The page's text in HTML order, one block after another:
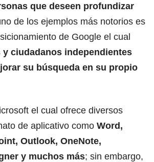
que deseen profundizar
de los ejemplos más notorios es
de Google el cual
y ciudadanos independientes
su búsqueda en su propio
el cual ofrece diversos
de aplicativo como Word,
Outlook, OneNote,
y muchos más; sin embargo,